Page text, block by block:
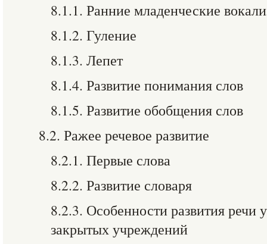
8.1.1. Ранние младенческие
8.1.2. Гуление
8.1.3. Лепет
8.1.4. Развитие понимания слов
8.1.5. Развитие обобщения слов
8.2. Ражее речевое развитие
8.2.1. Первые слова
8.2.2. Развитие словаря
8.2.3. Особенности развития речи
закрытых учреждений